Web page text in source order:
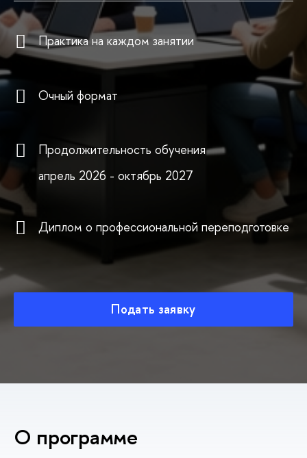
Практика на каждом занятии
Очный формат
Продолжительность обучения
апрель 2026 - октябрь 2027
Диплом о профессиональной переподготовке
Подать заявку
О программе